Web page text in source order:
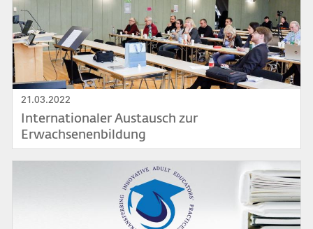
21.03.2022
Internationaler Austausch zur
Erwachsenenbildung